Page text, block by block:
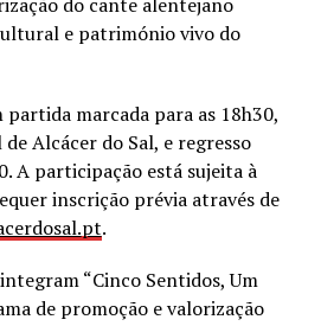
e património vivo do
partida marcada para as 18h30,
Alcácer do Sal, e regresso
A participação está sujeita à
inscrição prévia através de
pt.
“Cinco Sentidos, Um
de promoção e valorização